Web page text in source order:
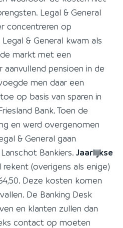
Legal & General
concentreren op
& General kwam als
markt met een
aanvullend pensioen in de
men daar een
op basis van sparen in
Bank. Toen de
en werd overgenomen
& General gaan
Bankiers. Jaarlijkse
rekent (overigens als enige)
Deze kosten komen
De Banking Desk
en klanten zullen dan
contact op moeten